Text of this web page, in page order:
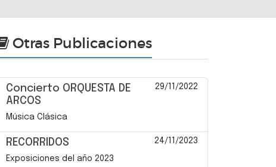
Otras Publicaciones
Concierto ORQUESTA DE
ARCOS
29/11/2022
Música Clásica
RECORRIDOS 24/11/2023
Exposiciones del año 2023